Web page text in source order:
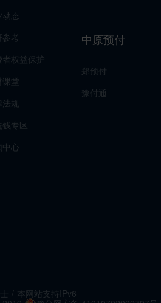
动态
参考
者权益保护
课堂
法规
钱专区
中心
中原预付
郑预付
豫付通
/ 本网站支持IPv6